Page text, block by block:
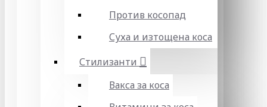
Против косопад
Суха и изтощена коса
Стилизанти
Вакса за коса